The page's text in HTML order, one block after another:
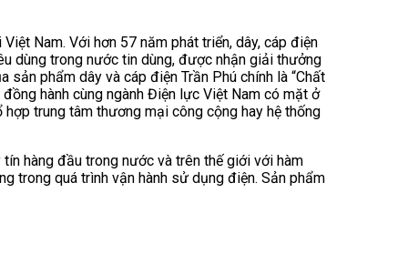
Nam. Với hơn 57 năm phát triển, dây, cáp điện
dùng trong nước tin dùng, được nhận giải thưởng
phẩm dây và cáp điện Trần Phú chính là “Chất
hành cùng ngành Điện lực Việt Nam có mặt ở
trung tâm thương mại công cộng hay hệ thống
hàng đầu trong nước và trên thế giới với hàm
trong quá trình vận hành sử dụng điện. Sản phẩm